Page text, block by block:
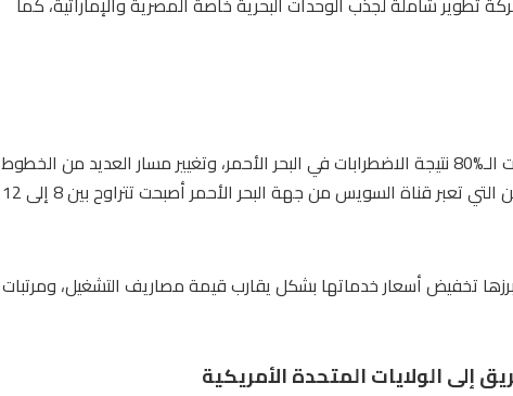
وكشف المكاوي عن انخفاض حجم أعمال الشركة بنسبة تخطت الـ%80 نتيجة الاضطرابات في البحر الأحمر، وتغيير مسار العديد من الخطوط
الكبرى إلى طريق رأس الرجاء الصالح، منوها إلى أن أعداد السفن التي تعبر قناة السويس من جهة البحر الأحمر أصبحت تتراوح بين 8 إلى 12
تخفيض أسعار خدماتها بشكل يقارب قيمة مصاريف التشغيل، ومرتبات